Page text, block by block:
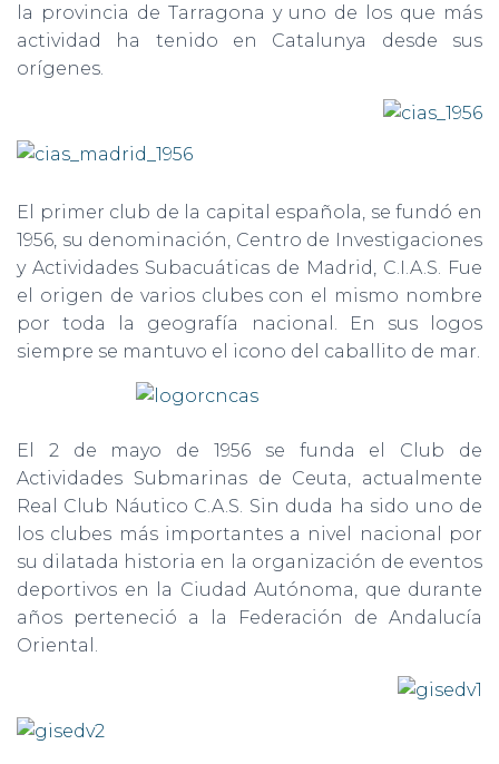
la provincia de Tarragona y uno de los que más
actividad ha tenido en Catalunya desde sus
orígenes.
El primer club de la capital española, se fundó en
1956, su denominación, Centro de Investigaciones
y Actividades Subacuáticas de Madrid, C.I.A.S. Fue
el origen de varios clubes con el mismo nombre
por toda la geografía nacional. En sus logos
siempre se mantuvo el icono del caballito de mar.
El 2 de mayo de 1956 se funda el Club de
Actividades Submarinas de Ceuta, actualmente
Real Club Náutico C.A.S. Sin duda ha sido uno de
los clubes más importantes a nivel nacional por
su dilatada historia en la organización de eventos
deportivos en la Ciudad Autónoma, que durante
años perteneció a la Federación de Andalucía
Oriental.